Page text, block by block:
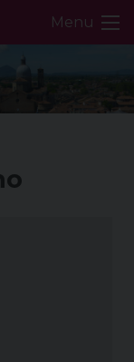
Menu